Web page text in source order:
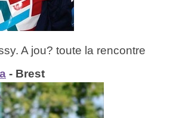
A jou? toute la rencontre
- Brest